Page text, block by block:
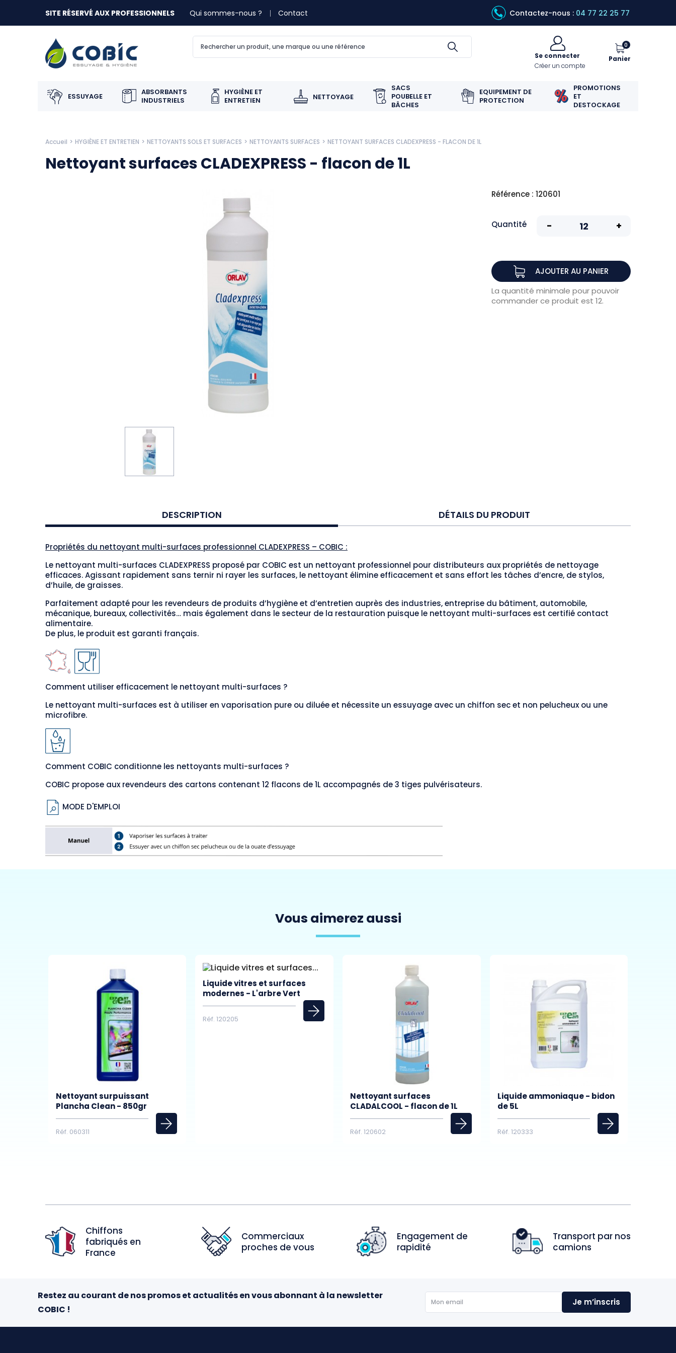
SITE RÉSERVÉ AUX PROFESSIONNELS Qui sommes-nous ? Contact Contactez-nous : 04 77 22 25 77
Se connecter
Créer un compte
0
Panier
ESSUYAGE
ABSORBANTS
INDUSTRIELS
HYGIÈNE ET
ENTRETIEN
NETTOYAGE
SACS
POUBELLE ET
BÂCHES
EQUIPEMENT DE
PROTECTION
PROMOTIONS
ET
DESTOCKAGE
Accueil HYGIÈNE ET ENTRETIEN NETTOYANTS SOLS ET SURFACES NETTOYANTS SURFACES NETTOYANT SURFACES CLADEXPRESS - FLACON DE 1L
Nettoyant surfaces CLADEXPRESS - flacon de 1L
Référence : 120601
Quantité
AJOUTER AU PANIER
La quantité minimale pour pouvoir
commander ce produit est 12.
DESCRIPTION DÉTAILS DU PRODUIT
Propriétés du nettoyant multi-surfaces professionnel CLADEXPRESS – COBIC :
Le nettoyant multi-surfaces CLADEXPRESS proposé par COBIC est un nettoyant professionnel pour distributeurs aux propriétés de nettoyage
efficaces. Agissant rapidement sans ternir ni rayer les surfaces, le nettoyant élimine efficacement et sans effort les tâches d’encre, de stylos,
d’huile, de graisses.
Parfaitement adapté pour les revendeurs de produits d’hygiène et d’entretien auprès des industries, entreprise du bâtiment, automobile,
mécanique, bureaux, collectivités… mais également dans le secteur de la restauration puisque le nettoyant multi-surfaces est certifié contact
alimentaire.
De plus, le produit est garanti français.
Comment utiliser efficacement le nettoyant multi-surfaces ?
Le nettoyant multi-surfaces est à utiliser en vaporisation pure ou diluée et nécessite un essuyage avec un chiffon sec et non pelucheux ou une
microfibre.
Comment COBIC conditionne les nettoyants multi-surfaces ?
COBIC propose aux revendeurs des cartons contenant 12 flacons de 1L accompagnés de 3 tiges pulvérisateurs.
MODE D'EMPLOI
Vous aimerez aussi
Nettoyant surpuissant
Plancha Clean - 850gr
Réf. 060311
Liquide vitres et surfaces
modernes - L'arbre Vert
Réf. 120205
Nettoyant surfaces
CLADALCOOL - flacon de 1L
Réf. 120602
Liquide ammoniaque - bidon
de 5L
Réf. 120333
Chiffons
fabriqués en
France
Commerciaux
proches de vous
Engagement de
rapidité
Transport par nos
camions
Restez au courant de nos promos et actualités en vous abonnant à la newsletter
COBIC !